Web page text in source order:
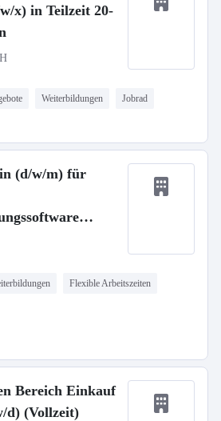
x) in Teilzeit 20-
Weiterbildungen Jobrad
(d/w/m) für
Flexible Arbeitszeiten
Bereich Einkauf
d) (Vollzeit)